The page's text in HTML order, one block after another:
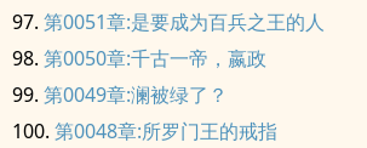
第0051章:是要成为百兵之王的人
第0050章:千古一帝，嬴政
第0049章:澜被绿了？
第0048章:所罗门王的戒指